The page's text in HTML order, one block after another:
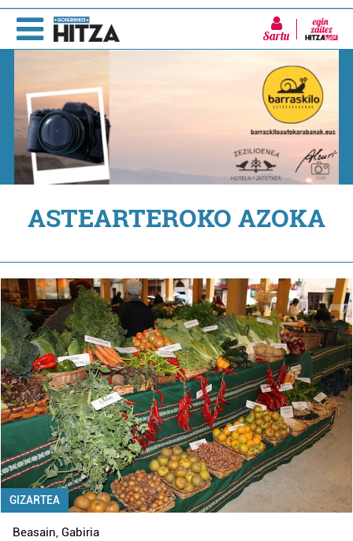
Sartu
ASTEARTEROKO AZOKA
GIZARTEA
Beasain,Gabiria